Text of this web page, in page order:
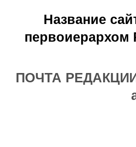
Название
первоиерархом
ПОЧТА РЕДАКЦИИ